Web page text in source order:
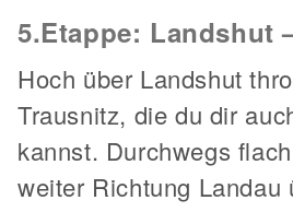
5.Etappe: Landshut
Hoch über Landshut
Trausnitz, die du dir
kannst. Durchwegs
weiter Richtung Landau